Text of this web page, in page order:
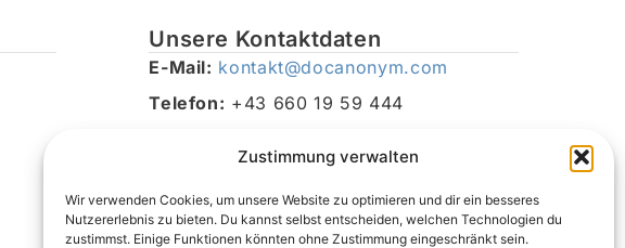
Zustimmung verwalten
Wir verwenden Cookies, um unsere Website zu optimieren und dir ein besseres
Nutzererlebnis zu bieten. Du kannst selbst entscheiden, welchen Technologien du
zustimmst. Einige Funktionen könnten ohne Zustimmung eingeschränkt sein.
Unsere Kontaktdaten
E-Mail: kontakt@docanonym.com
Telefon: +43 660 19 59 444
Traunsee, Österreich